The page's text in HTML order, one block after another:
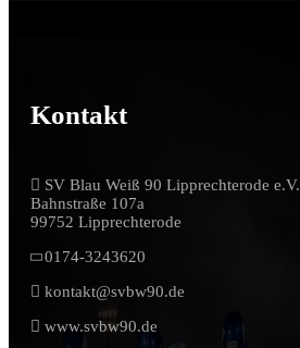
Kontakt
SV Blau Weiß 90 Lipprechterode e.V.
Bahnstraße 107a
99752 Lipprechterode
0174-3243620
kontakt@svbw90.de
www.svbw90.de